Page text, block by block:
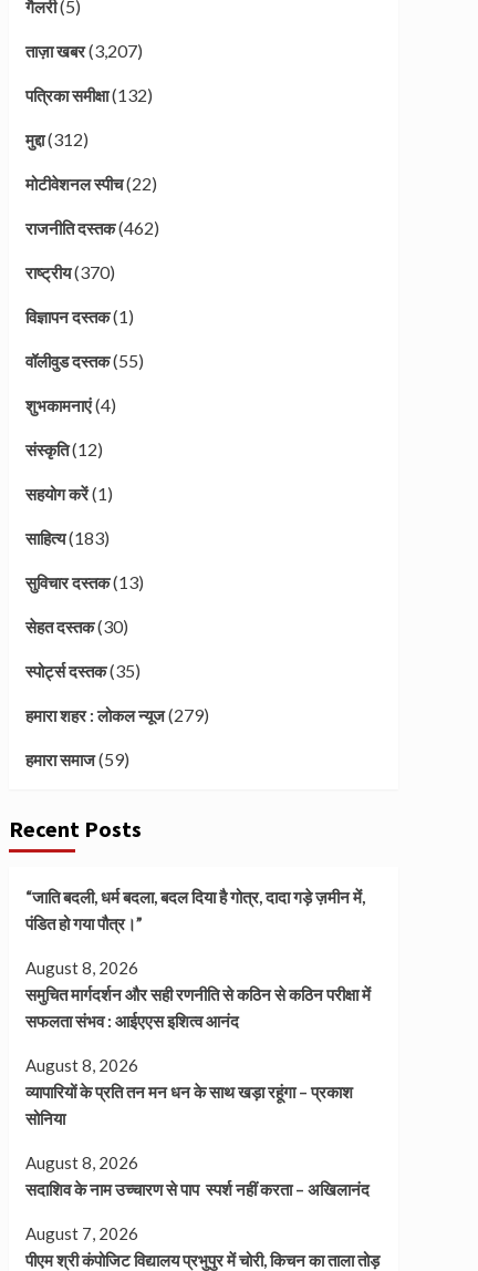
गैलरी(5)
ताज़ा खबर(3,207)
पत्रिका समीक्षा(132)
मुद्दा(312)
मोटीवेशनल स्पीच(22)
राजनीति दस्तक(462)
राष्ट्रीय(370)
विज्ञापन दस्तक(1)
वॉलीवुड दस्तक(55)
शुभकामनाएं(4)
संस्कृति(12)
सहयोग करें(1)
साहित्य(183)
सुविचार दस्तक(13)
सेहत दस्तक(30)
स्पोर्ट्स दस्तक(35)
हमारा शहर : लोकल न्यूज(279)
हमारा समाज(59)
Recent Posts
“जाति बदली, धर्म बदला, बदल दिया है गोत्र, दादा गड़े ज़मीन में,
पंडित हो गया पौत्र।”
August 8, 2026
समुचित मार्गदर्शन और सही रणनीति से कठिन से कठिन परीक्षा में
सफलता संभव : आईएएस इशित्व आनंद
August 8, 2026
व्यापारियों के प्रति तन मन धन के साथ खड़ा रहूंगा – प्रकाश
सोनिया
August 8, 2026
सदाशिव के नाम उच्चारण से पाप स्पर्श नहीं करता – अखिलानंद
August 7, 2026
पीएम श्री कंपोजिट विद्यालय प्रभुपुर में चोरी, किचन का ताला तोड़